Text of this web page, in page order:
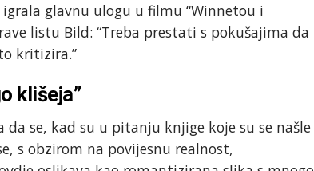
igrala glavnu ulogu u filmu “Winnetou i
listu Bild: “Treba prestati s pokušajima da
kritizira.”
klišeja”
da se, kad su u pitanju knjige koje su se našle
s obzirom na povijesnu realnost,